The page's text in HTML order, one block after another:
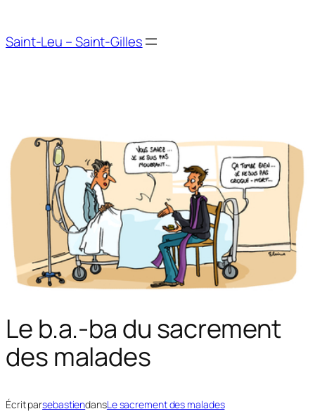
contenu
Saint-Leu – Saint-Gilles
Le b.a.-ba du sacrement
des malades
Écrit parsebastiendansLe sacrement des malades